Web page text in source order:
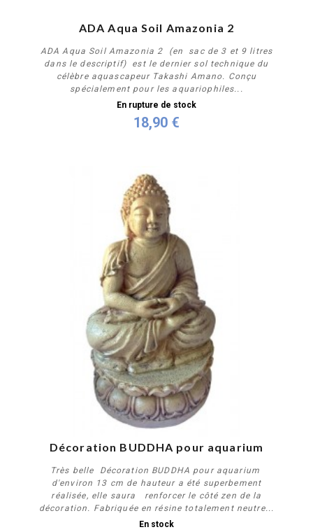
ADA Aqua Soil Amazonia 2
ADA Aqua Soil Amazonia 2 (en sac de 3 et 9 litres
dans le descriptif) est le dernier sol technique du
célèbre aquascapeur Takashi Amano. Conçu
spécialement pour les aquariophiles...
En rupture de stock
18,90 €
Décoration BUDDHA pour aquarium
Très belle Décoration BUDDHA pour aquarium
d'environ 13 cm de hauteur a été superbement
réalisée, elle saura renforcer le côté zen de la
décoration. Fabriquée en résine totalement neutre...
En stock